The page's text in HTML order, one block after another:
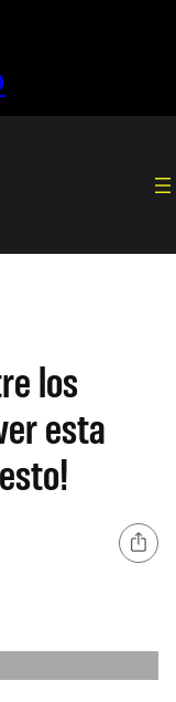
los
esta